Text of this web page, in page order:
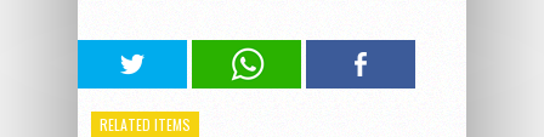
RELATED ITEMS